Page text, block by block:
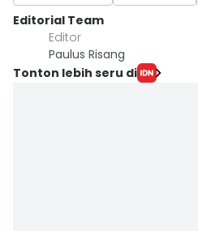
Editorial Team
Editor
Paulus Risang
Tonton lebih seru di